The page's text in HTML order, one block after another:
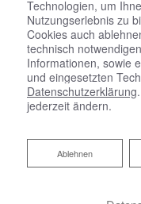
Technologien, um
Nutzungserlebnis zu
Cookies auch
technisch
Informationen, sowie
und eingesetzten
Datenschutzerklärung
jederzeit ändern.
Ablehnen
Ablehnen